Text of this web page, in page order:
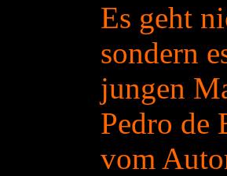
Es geht
sondern
jungen
Pedro de
vom